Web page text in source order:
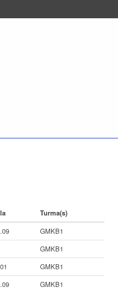
Turma(s)
GMKB1
GMKB1
GMKB1
GMKB1